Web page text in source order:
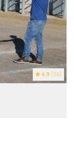
4.9 (36)